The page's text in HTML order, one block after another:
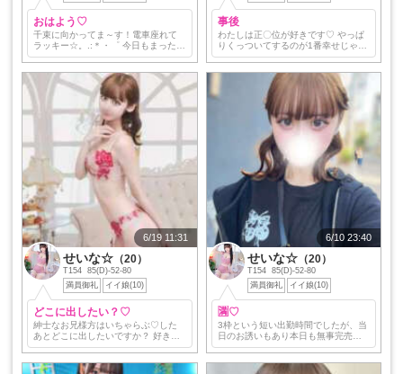
おはよう♡
千束に向かってま～す！電車座れて
ラッキー☆。.:＊・゜ 今日もまったり
イチャイチャ癒させてください🌙 沢
いてます😸 ではではまたあとで👋🏻
事後
わたしは正〇位が好きです♡ やっぱ
りくっついてするのが1番幸せじゃな
い？😻 密着ほーるどされたい方はい
水15:00~◎ 木お好きな時間◎ 土日
6/19 11:31
せいな☆ （20）
T154 85(D)-52-80
満員御礼
イイ娘(10)
どこに出したい？♡
紳士なお兄様方はいちゃらぶ♡した
あとどこに出したいですか？ 好きな
ところにたっぷり出してね🍼‪‪❤︎‬ 今週
日曜日11:00/15:00…
6/10 23:40
せいな☆（20）
T154 85(D)-52-80
満員御礼
イイ娘(10)
🈵♡
3枠という短い出勤時間でしたが、当
日のお誘いもあり本日も無事完売し
ました💕 新しい宣材写真撮りに行っ